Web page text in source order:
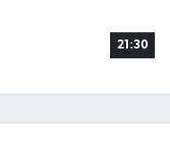
21:30